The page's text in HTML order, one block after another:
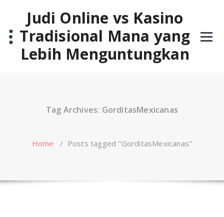
contentJudi Online vs Kasino
Tradisional Mana yang
Lebih Menguntungkan
Tag Archives: GorditasMexicanas
Home / Posts tagged "GorditasMexicanas"